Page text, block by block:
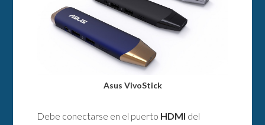
Asus VivoStick
Debe conectarse en el puerto HDMI del